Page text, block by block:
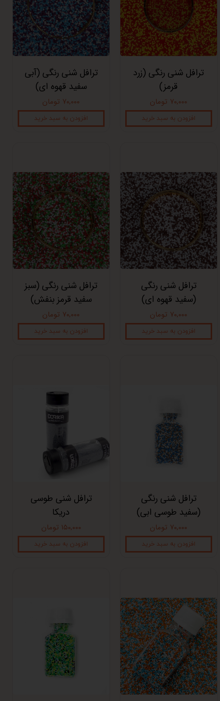
ترافل شنی رنگی (زرد
قرمز)
۷۰,۰۰۰ تومان
افزودن به سبد خرید
ترافل شنی رنگی (آبی
سفید قهوه ای)
۷۰,۰۰۰ تومان
افزودن به سبد خرید
ترافل شنی رنگی
(سفید قهوه ای)
۷۰,۰۰۰ تومان
افزودن به سبد خرید
ترافل شنی رنگی (سبز
سفید قرمز بنفش)
۷۰,۰۰۰ تومان
افزودن به سبد خرید
ترافل شنی رنگی
(سفید طوسی ابی)
۷۰,۰۰۰ تومان
افزودن به سبد خرید
ترافل شنی طوسی
دریکا
۱۵۰,۰۰۰ تومان
افزودن به سبد خرید